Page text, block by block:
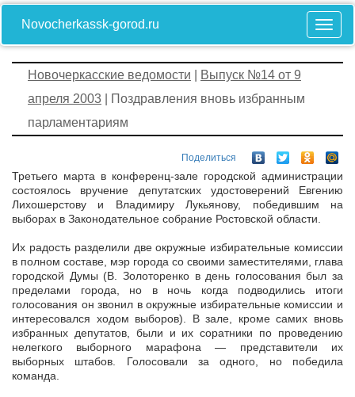
Novocherkassk-gorod.ru
Новочеркасские ведомости
Выпуск №14 от 9
апреля 2003 | Поздравления вновь избранным
парламентариям
Поделиться
Третьего марта в конференц-зале городской администрации
состоялось вручение депутатских удостоверений Евгению
Лихошерстову и Владимиру Лукьянову, победившим на
выборах в Законодательное собрание Ростовской области.
Их радость разделили две окружные избирательные комиссии
в полном составе, мэр города со своими заместителями, глава
городской Думы (В. Золоторенко в день голосования был за
пределами города, но в ночь когда подводились итоги
голосования он звонил в окружные избирательные комиссии и
интересовался ходом выборов). В зале, кроме самих вновь
избранных депутатов, были и их соратники по проведению
нелегкого выборного марафона — представители их
выборных штабов. Голосовали за одного, но победила
команда.